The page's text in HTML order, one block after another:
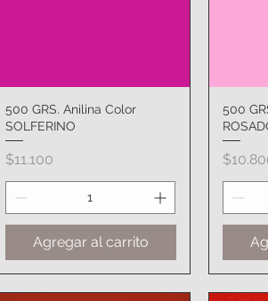
Vista rápida
500 GRS. Anilina Color
SOLFERINO
Precio
$11.100
Agregar al carrito
500
Precio